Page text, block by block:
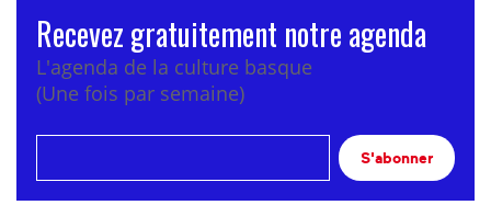
Recevez gratuitement notre agenda
L'agenda de la culture basque
(Une fois par semaine)
S'abonner